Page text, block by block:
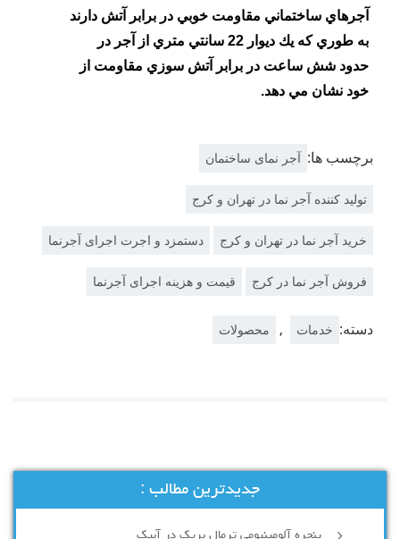
آجر هاي ساختماني مقاومت خوبي در برابر آتش دارند
به طوري كه يك ديوار 22 سانتي متري از آجر در
حدود شش ساعت در برابر آتش سوزي مقاومت از
خود نشان مي دهد.
برچسب ها: آجر نمای ساختمان
تولید کننده آجر نما در تهران و کرج
خرید آجر نما در تهران و کرج دستمزد و اجرت اجرای آجرنما
فروش آجر نما در کرج قیمت و هزینه اجرای آجرنما
دسته: خدمات , محصولات
جدیدترین مطالب :
پنجره آلومینیومی ترمال بریک در آبیک